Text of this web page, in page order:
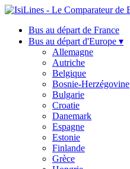
Bus au départ de France
Bus au départ d'Europe ▾
Allemagne
Autriche
Belgique
Bosnie-Herzégovine
Bulgarie
Croatie
Danemark
Espagne
Estonie
Finlande
Grèce